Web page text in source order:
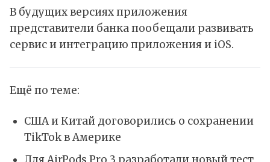
В будущих версиях приложения
представители банка пообещали развивать
сервис и интеграцию приложения и iOS.
Ещё по теме:
США и Китай договорились о сохранении
TikTok в Америке
Для AirPods Pro 3 разработали новый тест